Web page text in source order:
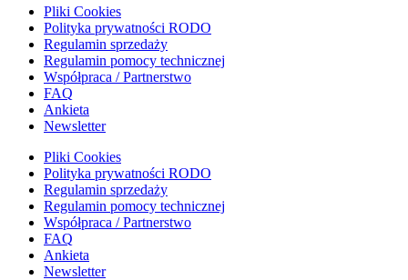
Pliki Cookies
Polityka prywatności RODO
Regulamin sprzedaży
Regulamin pomocy technicznej
Współpraca / Partnerstwo
FAQ
Ankieta
Newsletter
Pliki Cookies
Polityka prywatności RODO
Regulamin sprzedaży
Regulamin pomocy technicznej
Współpraca / Partnerstwo
FAQ
Ankieta
Newsletter